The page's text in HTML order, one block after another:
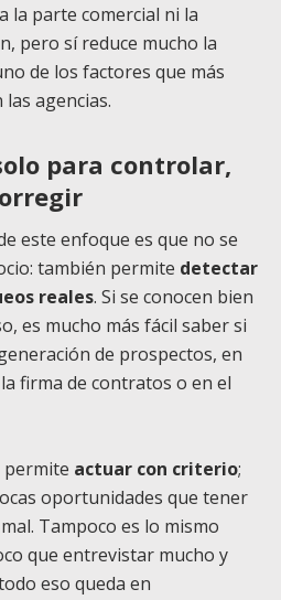
la parte comercial ni la
pero sí reduce mucho la
de los factores que más
agencias.
para controlar,
este enfoque es que no se
también permite detectar
reales. Si se conocen bien
es mucho más fácil saber si
de prospectos, en
firma de contratos o en el
permite actuar con criterio;
oportunidades que tener
Tampoco es lo mismo
que entrevistar mucho y
eso queda en